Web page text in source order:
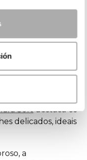
na
que cada noiva
de vestidos
Softdestaca-se
delicados, ideais
a